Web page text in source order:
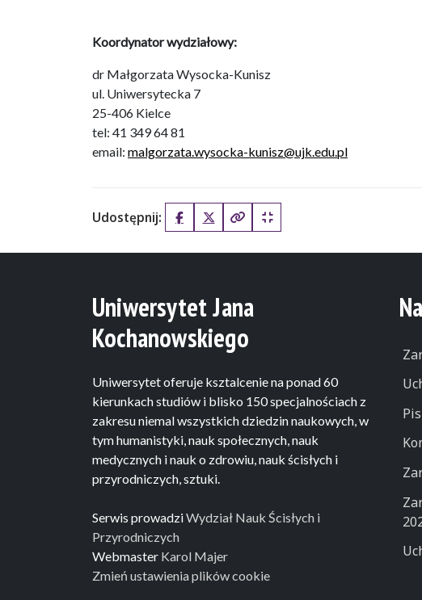
Koordynator wydziałowy:
dr Małgorzata Wysocka-Kunisz
ul. Uniwersytecka 7
25-406 Kielce
tel: 41 349 64 81
email: malgorzata.wysocka-kunisz@ujk.edu.pl
Udostępnij: FacebookX (Twitter)
Kopiuj pełny link
Kopiuj krótki link
Uniwersytet Jana
Kochanowskiego
Uniwersytet oferuje ksztalcenie na ponad 60
kierunkach studiów i blisko 150 specjalnościach z
zakresu niemal wszystkich dziedzin naukowych, w
tym humanistyki, nauk społecznych, nauk
medycznych i nauk o zdrowiu, nauk ścisłych i
przyrodniczych, sztuki.
Serwis prowadziWydział Nauk Ścisłych i
Przyrodniczych
Webmaster Karol Majer
Zmień ustawienia plików cookie